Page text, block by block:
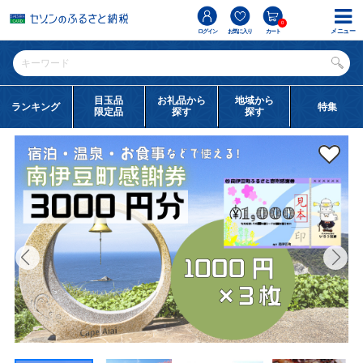
ログイン お気に入り カート
0
ランキング
目玉品
限定品
お礼品から
探す
地域から
探す
特集
メニュー